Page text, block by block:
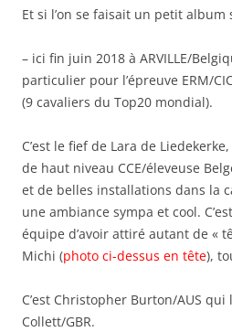
Et si l’on se faisait un petit album
– ici fin juin 2018 à ARVILLE/
particulier pour l’épreuve ERM/
(9 cavaliers du Top20 mondial).
C’est le fief de Lara de
de haut niveau CCE/éleveuse
et de belles installations dans la
une ambiance sympa et cool.
équipe d’avoir attiré autant de «
Michi (photo ci-dessus en tête),
C’est Christopher Burton/AUS qui
Collett/GBR.